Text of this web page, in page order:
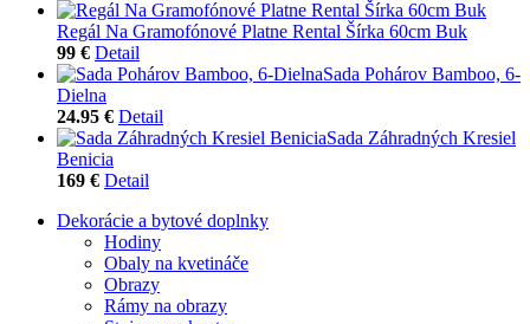
Regál Na Gramofónové Platne Rental Šírka 60cm Buk
99 € Detail
Sada Pohárov Bamboo, 6-
Dielna
24.95 € Detail
Sada Záhradných Kresiel
Benicia
169 € Detail
Dekorácie a bytové doplnky
Hodiny
Obaly na kvetináče
Obrazy
Rámy na obrazy